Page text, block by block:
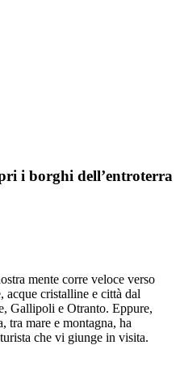
i borghi dell’entroterra
mente corre veloce verso
acque cristalline e città dal
Gallipoli e Otranto. Eppure,
tra mare e montagna, ha
che vi giunge in visita.